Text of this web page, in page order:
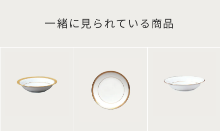
一緒に見られている商品